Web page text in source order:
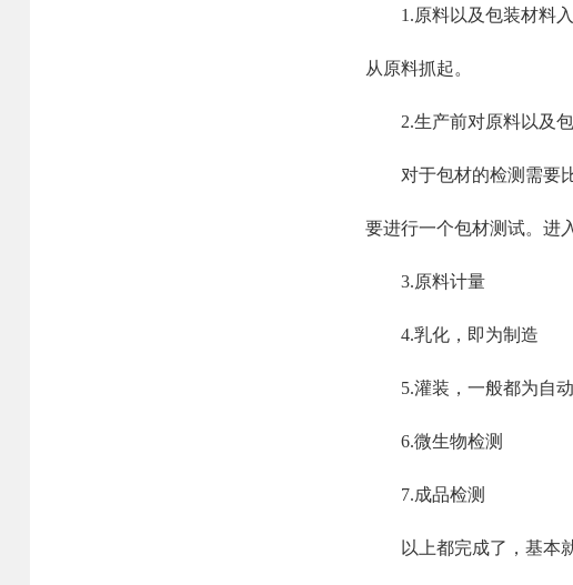
研发优势 集
1.原料以及包装材料入
从原料抓起。
2.生产前对原料以及包
对于包材的检测需要比
要进行一个包材测试。进
3.原料计量
4.乳化，即为制造
5.灌装，一般都为自动
6.微生物检测
7.成品检测
以上都完成了，基本就